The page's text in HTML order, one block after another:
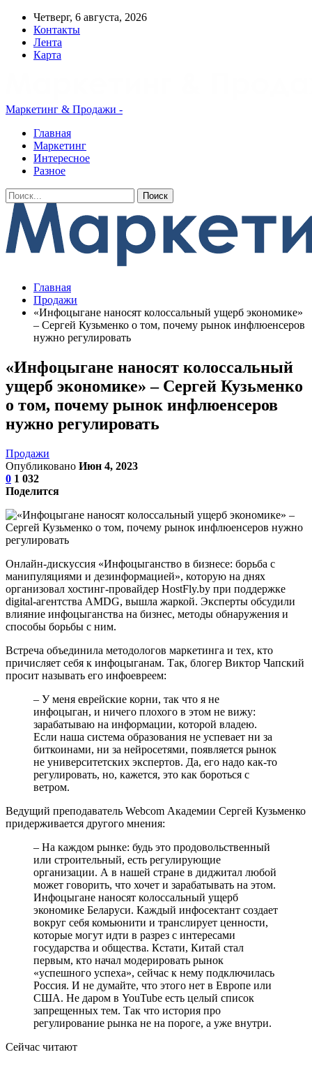
Четверг, 6 августа, 2026
Контакты
Лента
Карта
Маркетинг & Продажи -
Главная
Маркетинг
Интересное
Разное
Главная
Продажи
«Инфоцыгане наносят колоссальный ущерб экономике»
– Сергей Кузьменко о том, почему рынок инфлюенсеров
нужно регулировать
«Инфоцыгане наносят колоссальный
ущерб экономике» – Сергей Кузьменко
о том, почему рынок инфлюенсеров
нужно регулировать
Продажи
Опубликовано Июн 4, 2023
0 1 032
Поделится
Онлайн-дискуссия «Инфоцыганство в бизнесе: борьба с
манипуляциями и дезинформацией», которую на днях
организовал хостинг-провайдер HostFly.by при поддержке
digital-агентства AMDG, вышла жаркой. Эксперты обсудили
влияние инфоцыганства на бизнес, методы обнаружения и
способы борьбы с ним.
Встреча объединила методологов маркетинга и тех, кто
причисляет себя к инфоцыганам. Так, блогер Виктор Чапский
просит называть его инфоевреем:
– У меня еврейские корни, так что я не
инфоцыган, и ничего плохого в этом не вижу:
зарабатываю на информации, которой владею.
Если наша система образования не успевает ни за
биткоинами, ни за нейросетями, появляется рынок
не университетских экспертов. Да, его надо как-то
регулировать, но, кажется, это как бороться с
ветром.
Ведущий преподаватель Webcom Академии Сергей Кузьменко
придерживается другого мнения:
– На каждом рынке: будь это продовольственный
или строительный, есть регулирующие
организации. А в нашей стране в диджитал любой
может говорить, что хочет и зарабатывать на этом.
Инфоцыгане наносят колоссальный ущерб
экономике Беларуси. Каждый инфосектант создает
вокруг себя комьюнити и транслирует ценности,
которые могут идти в разрез с интересами
государства и общества. Кстати, Китай стал
первым, кто начал модерировать рынок
«успешного успеха», сейчас к нему подключилась
Россия. И не думайте, что этого нет в Европе или
США. Не даром в YouTube есть целый список
запрещенных тем. Так что история про
регулирование рынка не на пороге, а уже внутри.
Сейчас читают